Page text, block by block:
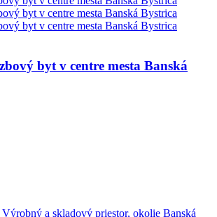
byt v centre mesta Banská